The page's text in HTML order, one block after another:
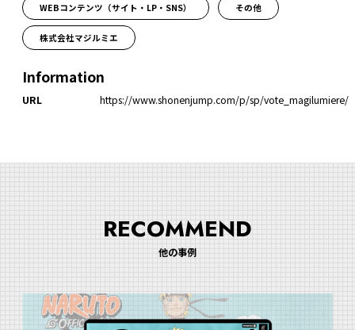
WEBコンテンツ（サイト・LP・SNS） その他
株式会社マジルミエ
Information
URL https://www.shonenjump.com/p/sp/vote_magilumiere/
RECOMMEND
他の事例